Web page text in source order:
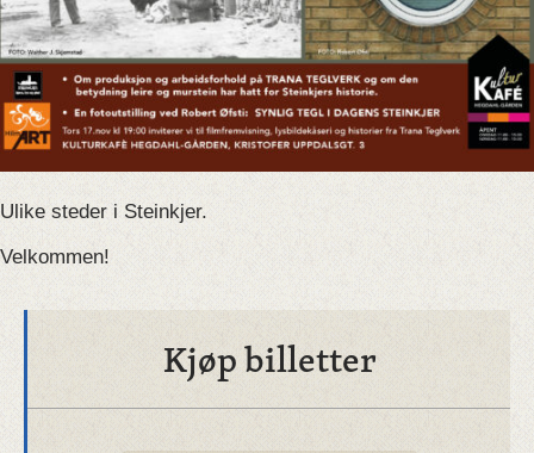
Ulike steder i Steinkjer.
Velkommen!
Kjøp billetter